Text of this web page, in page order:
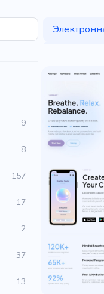
9
8
157
17
2
37
13
SEO